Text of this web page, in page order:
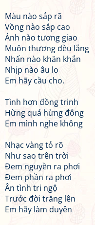
Màu nào sắp rã
Vồng nào sắp cao
Ánh nào tương giao
Muôn thương đều lắng
Nhấn nào khăn khắn
Nhịp nào âu lo
Em hãy cầu cho.
Tình hơn đồng trinh
Hừng quá hừng đông
Em mình nghe không
Nhạc vàng tỏ rõ
Như sao trên trời
Đem nguyền ra phơi
Đem phần ra phơi
Ân tình tri ngộ
Trước đời trăng lên
Em hãy làm duyên